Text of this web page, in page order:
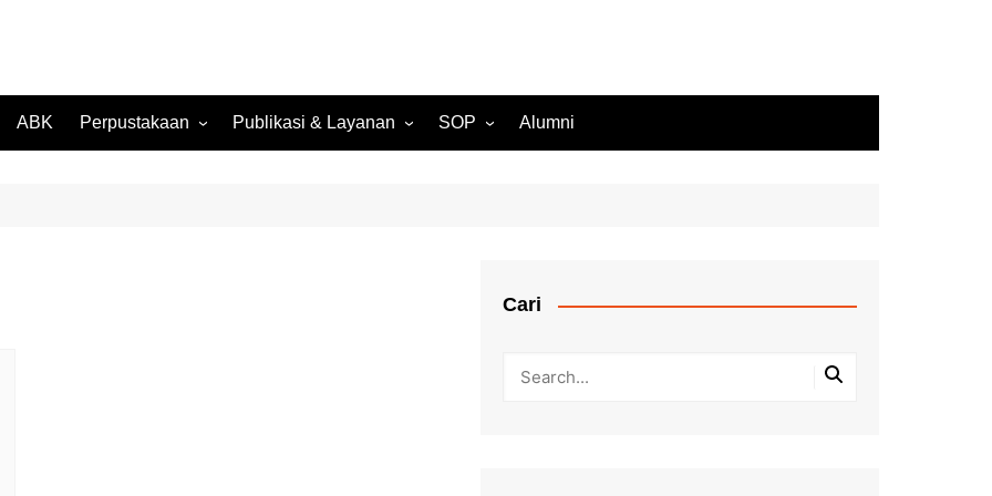
ABK Perpustakaan Publikasi & Layanan SOP
Pengambilan Rapor
Transkrip Nilai
Alumni
Cari